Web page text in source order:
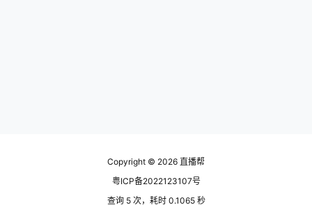
Copyright © 2026 直播帮
粤ICP备2022123107号
查询 5 次，耗时 0.1065 秒